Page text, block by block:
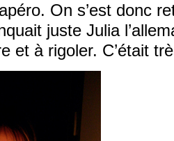
On s’est donc
juste Julia
et à rigoler. C’était